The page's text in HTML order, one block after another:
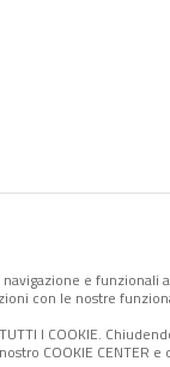
e
con le nostre
I COOKIE.
COOKIE